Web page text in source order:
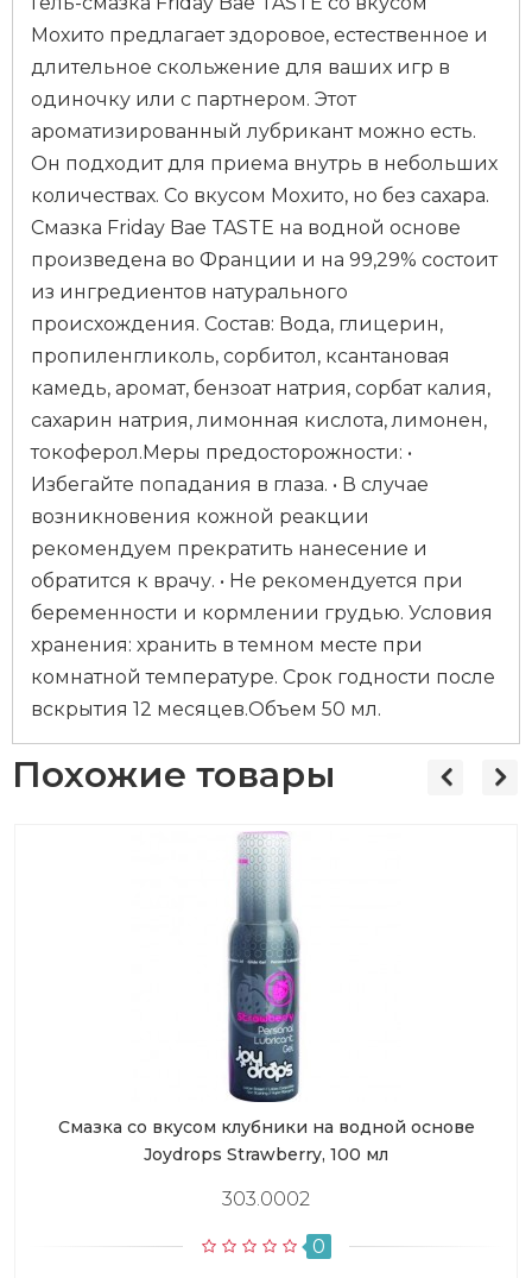
Мохито предлагает здоровое, естественное и
длительное скольжение для ваших игр в
одиночку или с партнером. Этот
ароматизированный лубрикант можно есть.
Он подходит для приема внутрь в небольших
количествах. Со вкусом Мохито, но без сахара.
Смазка Friday Bae TASTE на водной основе
произведена во Франции и на 99,29% состоит
из ингредиентов натурального
происхождения. Состав: Вода, глицерин,
пропиленгликоль, сорбитол, ксантановая
камедь, аромат, бензоат натрия, сорбат калия,
сахарин натрия, лимонная кислота, лимонен,
токоферол.Меры предосторожности: •
Избегайте попадания в глаза. • В случае
возникновения кожной реакции
рекомендуем прекратить нанесение и
обратится к врачу. • Не рекомендуется при
беременности и кормлении грудью. Условия
хранения: хранить в темном месте при
комнатной температуре. Срок годности после
вскрытия 12 месяцев.Объем 50 мл.
Похожие товары
Смазка со вкусом клубники на водной основе
Joydrops Strawberry, 100 мл
303.0002
0